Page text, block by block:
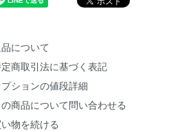
について
商取引法に基づく表記
ションの値段詳細
の商品について問い合わせる
物を続ける